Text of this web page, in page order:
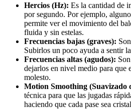
Hercios (Hz): Es la cantidad de
por segundo. Por ejemplo,
permite ver el movimiento del
fluida y sin estelas.
Frecuencias bajas (graves):
Subirlos un poco ayuda a sentir
Frecuencias altas (agudos):
dejarlos en nivel medio para que
molesto.
Motion Smoothing (Suavizado
técnica para que las jugadas
haciendo que cada pase sea